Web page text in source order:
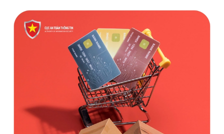
Tin tổng hợp
Tin địa phương
Sở hữu trí tuệ
Tiêu chuẩn, đo lường, chất lượng
Năng lượng nguyên tử
Infographic
Nhiệm vụ trọng tâm
Vietnamese